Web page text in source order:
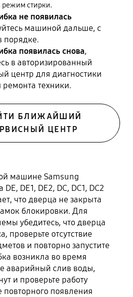
стирки.
не появилась
машиной дальше, с
порядке.
появилась снова,
в авторизированный
центр для диагностики
ремонта техники.
БЛИЖАЙШИЙ
ЦЕНТР
машине Samsung
DE1, DE2, DC, DC1, DC2
что дверца не закрыта
блокировки. Для
убедитесь, что дверца
проверьте отсутствие
и повторно запустите
возникла во время
аварийный слив воды,
и проверьте работу
появления